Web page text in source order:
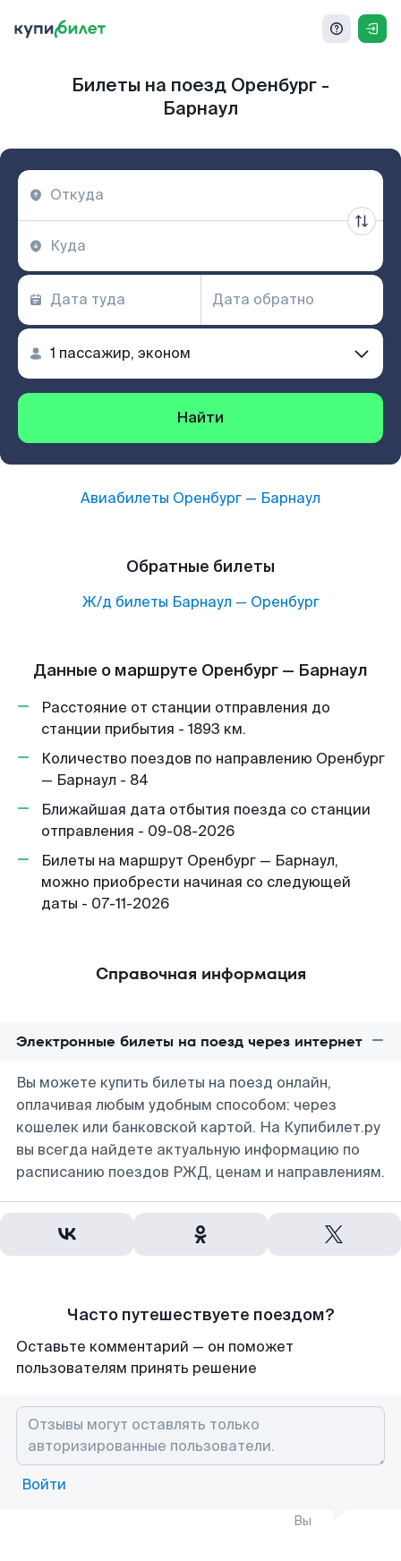
Билеты на поезд Оренбург -
Барнаул
Найти
Авиабилеты Оренбург — Барнаул
Обратные билеты
Ж/д билеты Барнаул — Оренбург
Данные о маршруте Оренбург — Барнаул
Расстояние от станции отправления до
станции прибытия - 1893 км.
Количество поездов по направлению Оренбург
— Барнаул - 84
Ближайшая дата отбытия поезда со станции
отправления - 09-08-2026
Билеты на маршрут Оренбург — Барнаул,
можно приобрести начиная со следующей
даты - 07-11-2026
Справочная информация
Электронные билеты на поезд через интернет
Вы можете купить билеты на поезд онлайн,
оплачивая любым удобным способом: через
кошелек или банковской картой. На Купибилет.ру
вы всегда найдете актуальную информацию по
расписанию поездов РЖД, ценам и направлениям.
Часто путешествуете поездом?
Оставьте комментарий — он поможет
пользователям принять решение
Войти
Вы